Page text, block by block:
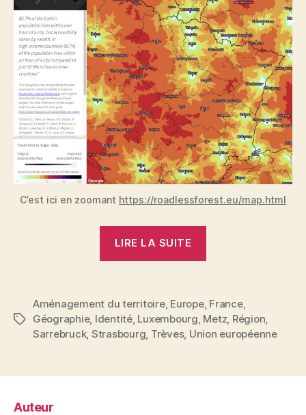
C’est ici en zoomant https://roadlessforest.eu/map.html
LIRE LA SUITE
le
sillon
Étiquettes
Aménagement du territoire, Europe, France,
Géographie, Identité, Luxembourg, Metz, Région,
Sarrebruck, Strasbourg, Trèves, Union européenne
Auteur